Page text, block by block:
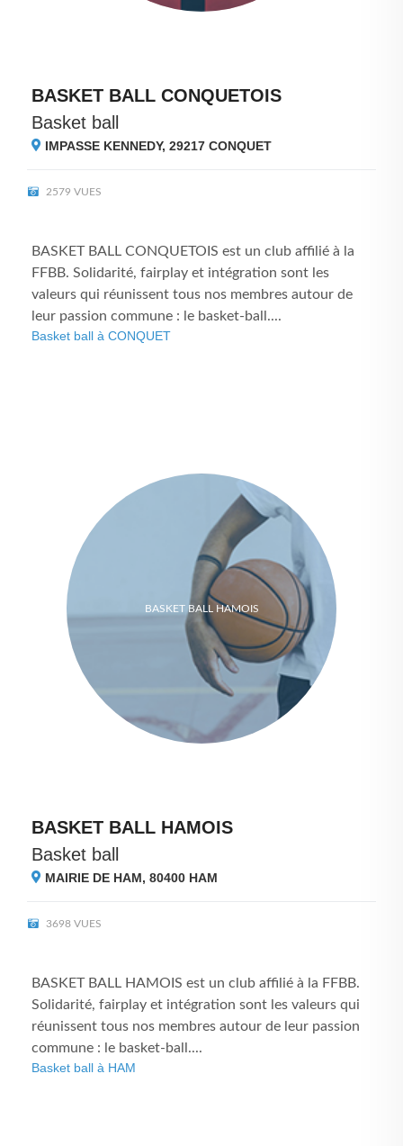
BASKET BALL CONQUETOIS
Basket ball
IMPASSE KENNEDY, 29217 CONQUET
2579 VUES
BASKET BALL CONQUETOIS est un club affilié à la
FFBB. Solidarité, fairplay et intégration sont les
valeurs qui réunissent tous nos membres autour de
leur passion commune : le basket-ball....
Basket ball à CONQUET
BASKET BALL HAMOIS
BASKET BALL HAMOIS
Basket ball
MAIRIE DE HAM, 80400 HAM
3698 VUES
BASKET BALL HAMOIS est un club affilié à la FFBB.
Solidarité, fairplay et intégration sont les valeurs qui
réunissent tous nos membres autour de leur passion
commune : le basket-ball....
Basket ball à HAM